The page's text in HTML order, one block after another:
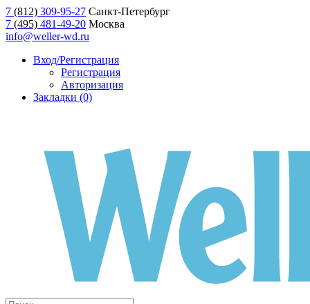
7 (812) 309-95-27 Санкт-Петербург
7 (495) 481-49-20 Москва
info@weller-wd.ru
Вход/Регистрация
Регистрация
Авторизация
Закладки (0)